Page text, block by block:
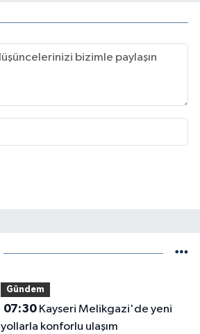
Gündem
07:30Kayseri Melikgazi'de yeni
yollarla konforlu ulaşım